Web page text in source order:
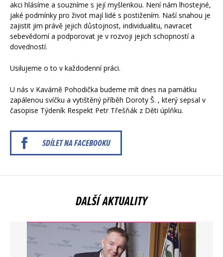
akci hlásíme a souzníme s její myšlenkou. Není nám lhostejné,
jaké podmínky pro život mají lidé s postižením. Naší snahou je
zajistit jim právě jejich důstojnost, individualitu, navracet
sebevědomí a podporovat je v rozvoji jejich schopností a
dovedností.
Usilujeme o to v každodenní práci.
U nás v Kavárně Pohodička budeme mít dnes na památku
zapálenou svíčku a vytištěný příběh Doroty Š. , který sepsal v
časopise Týdeník Respekt Petr Třešňák z Děti úplňku.
SDÍLET NA FACEBOOKU
DALŠÍ AKTUALITY